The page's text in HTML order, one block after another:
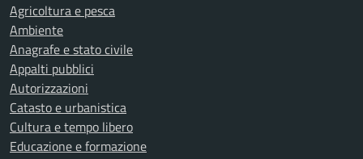
Agricoltura e pesca
Ambiente
Anagrafe e stato civile
Appalti pubblici
Autorizzazioni
Catasto e urbanistica
Cultura e tempo libero
Educazione e formazione